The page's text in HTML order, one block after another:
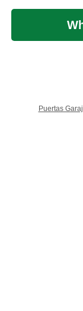
Puertas